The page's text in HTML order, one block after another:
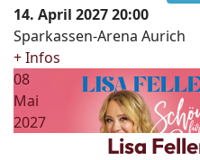
14. April 202720:00
Sparkassen-Arena Aurich
+ Infos
08
Mai
2027
Lisa